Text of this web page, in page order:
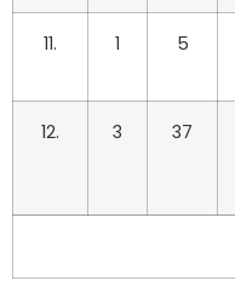
11. 1 5
12. 3 37